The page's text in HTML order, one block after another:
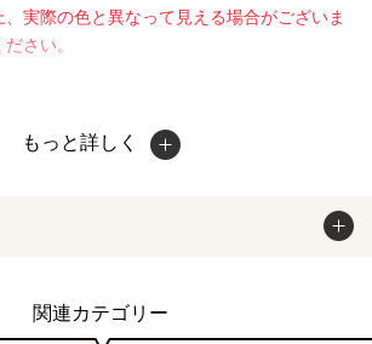
、実際の色と異なって見える場合がございま
さい。
もっと詳しく
関連カテゴリー